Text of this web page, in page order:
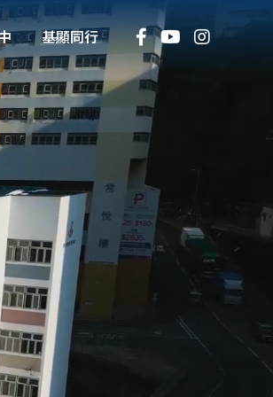
基顯同行